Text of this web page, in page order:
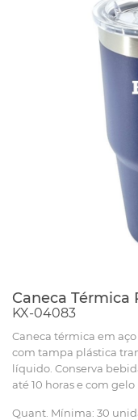
Caneca Térmica
KX-04083
Caneca térmica em
com tampa plástica
líquido. Conserva
até 10 horas e com gelo
Quant. Mínima: 30